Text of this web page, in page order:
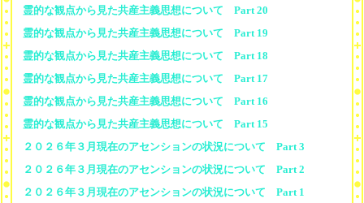
霊的な観点から見た共産主義思想について Part 20
霊的な観点から見た共産主義思想について Part 19
霊的な観点から見た共産主義思想について Part 18
霊的な観点から見た共産主義思想について Part 17
霊的な観点から見た共産主義思想について Part 16
霊的な観点から見た共産主義思想について Part 15
２０２６年３月現在のアセンションの状況について Part 3
２０２６年３月現在のアセンションの状況について Part 2
２０２６年３月現在のアセンションの状況について Part 1